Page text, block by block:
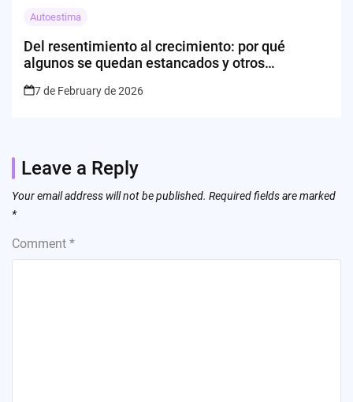
Autoestima
Del resentimiento al crecimiento: por qué
algunos se quedan estancados y otros
7 de February de 2026
Leave a Reply
Your email address will not be published. Required fields are marked
*
Comment *